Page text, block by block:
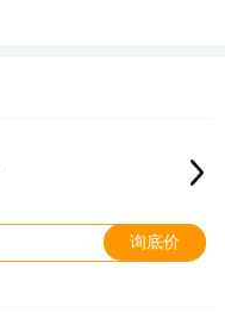
询底价